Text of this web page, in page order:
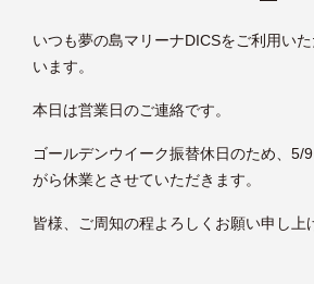
いつも夢の島マリーナDICSをご利用い
います。
本日は営業日のご連絡です。
ゴールデンウイーク振替休日のため、5/
がら休業とさせていただきます。
皆様、ご周知の程よろしくお願い申し上